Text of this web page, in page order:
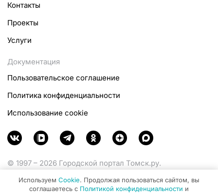
Контакты
Проекты
Услуги
Документация
Пользовательское соглашение
Политика конфиденциальности
Использование cookie
© 1997 – 2026 Городской портал Томск.ру.
Министерства цифрового развития, связи и массовых
Используем Cookie. Продолжая пользоваться сайтом, вы
соглашаетесь с Политикой конфиденциальности и